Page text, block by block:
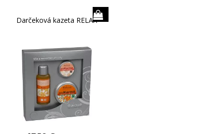
Darčeková kazeta RELAX